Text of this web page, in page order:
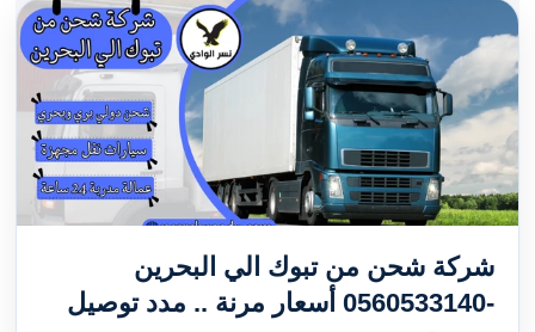
شركة شحن من تبوك الي البحرين
-0560533140 أسعار مرنة .. مدد توصيل